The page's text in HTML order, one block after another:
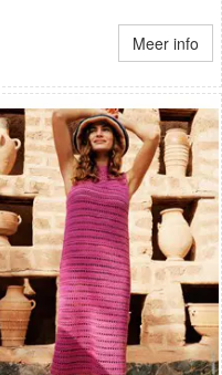
Meer info